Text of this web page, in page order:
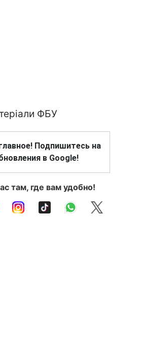
ФБУ
Подпишитесь на
в Google!
там, где вам удобно!